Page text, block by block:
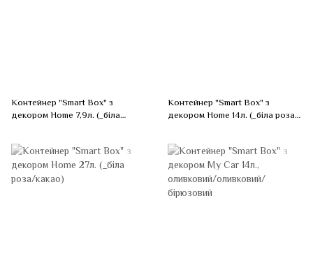
Контейнер "Smart Box" з
декором Home 7,9л. (_біла
Контейнер "Smart Box" з
декором Home 14л. (_біла роза/